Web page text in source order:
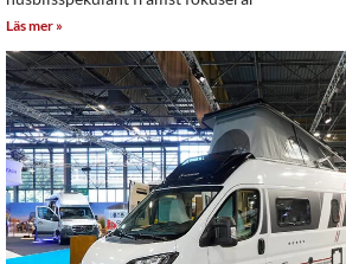
Läs mer »